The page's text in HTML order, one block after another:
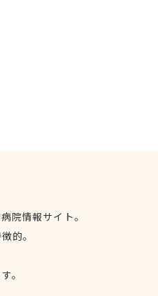
院情報サイト。
的。
。